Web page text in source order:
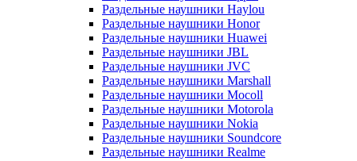
Раздельные наушники Haylou
Раздельные наушники Honor
Раздельные наушники Huawei
Раздельные наушники JBL
Раздельные наушники JVC
Раздельные наушники Marshall
Раздельные наушники Mocoll
Раздельные наушники Motorola
Раздельные наушники Nokia
Раздельные наушники Soundcore
Раздельные наушники Realme